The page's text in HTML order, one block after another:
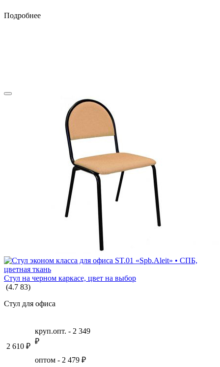
Подробнее
Стул на черном каркасе, цвет на выбор
(4.7 83)
Стул для офиса
2 610 ₽
круп.опт. - 2 349
₽
оптом - 2 479 ₽